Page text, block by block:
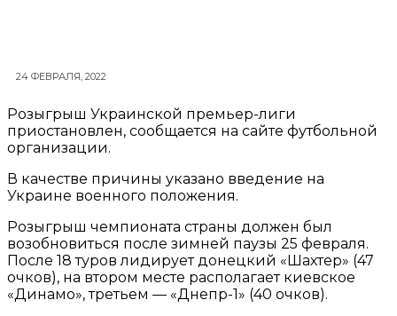
24 ФЕВРАЛЯ, 2022
Розыгрыш Украинской премьер-лиги
приостановлен, сообщается на сайте футбольной
организации.
В качестве причины указано введение на
Украине военного положения.
Розыгрыш чемпионата страны должен был
возобновиться после зимней паузы 25 февраля.
После 18 туров лидирует донецкий «Шахтер» (47
очков), на втором месте располагает киевское
«Динамо», третьем — «Днепр-1» (40 очков).